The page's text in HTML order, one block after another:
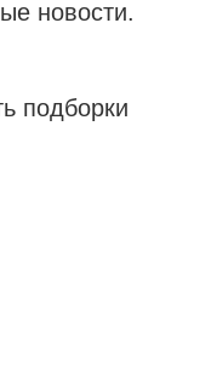
новости.
подборки